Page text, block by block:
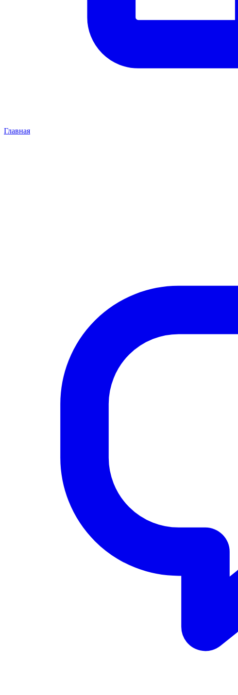
Главная